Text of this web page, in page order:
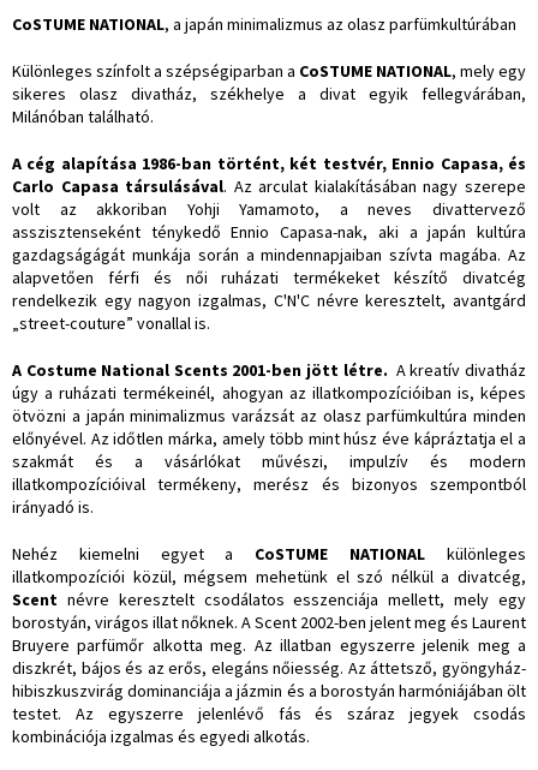
CoSTUME NATIONAL, a japán minimalizmus az olasz parfümkultúrában
Különleges színfolt a szépségiparban a CoSTUME NATIONAL, mely egy
sikeres olasz divatház, székhelye a divat egyik fellegvárában,
Milánóban található.
A cég alapítása 1986-ban történt, két testvér, Ennio Capasa, és
Carlo Capasa társulásával. Az arculat kialakításában nagy szerepe
volt az akkoriban Yohji Yamamoto, a neves divattervező
asszisztenseként ténykedő Ennio Capasa-nak, aki a japán kultúra
gazdagságágát munkája során a mindennapjaiban szívta magába. Az
alapvetően férfi és női ruházati termékeket készítő divatcég
rendelkezik egy nagyon izgalmas, C'N'C névre keresztelt, avantgárd
„street-couture” vonallal is.
A Costume National Scents 2001-ben jött létre. A kreatív divatház
úgy a ruházati termékeinél, ahogyan az illatkompozícióiban is, képes
ötvözni a japán minimalizmus varázsát az olasz parfümkultúra minden
előnyével. Az időtlen márka, amely több mint húsz éve kápráztatja el a
szakmát és a vásárlókat művészi, impulzív és modern
illatkompozícióival termékeny, merész és bizonyos szempontból
irányadó is.
Nehéz kiemelni egyet a CoSTUME NATIONAL különleges
illatkompozíciói közül, mégsem mehetünk el szó nélkül a divatcég,
Scent névre keresztelt csodálatos esszenciája mellett, mely egy
borostyán, virágos illat nőknek. A Scent 2002-ben jelent meg és Laurent
Bruyere parfümőr alkotta meg. Az illatban egyszerre jelenik meg a
diszkrét, bájos és az erős, elegáns nőiesség. Az áttetsző, gyöngyház-
hibiszkuszvirág dominanciája a jázmin és a borostyán harmóniájában ölt
testet. Az egyszerre jelenlévő fás és száraz jegyek csodás
kombinációja izgalmas és egyedi alkotás.